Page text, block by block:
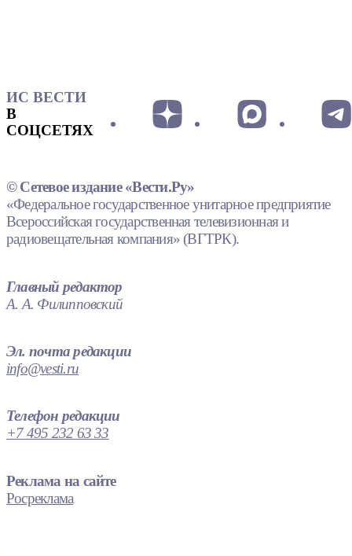
ИС ВЕСТИ
В
СОЦСЕТЯХ
© Сетевое издание «Вести.Ру»
«Федеральное государственное унитарное предприятие
Всероссийская государственная телевизионная и
радиовещательная компания» (ВГТРК).
Главный редактор
А. А. Филипповский
Эл. почта редакции
info@vesti.ru
Телефон редакции
+7 495 232 63 33
Реклама на сайте
Росреклама